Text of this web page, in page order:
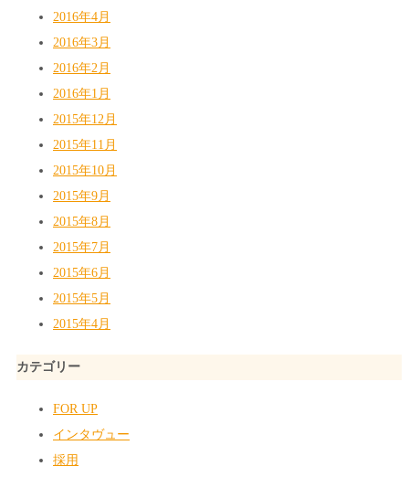
2016年4月
2016年3月
2016年2月
2016年1月
2015年12月
2015年11月
2015年10月
2015年9月
2015年8月
2015年7月
2015年6月
2015年5月
2015年4月
カテゴリー
FOR UP
インタヴュー
採用